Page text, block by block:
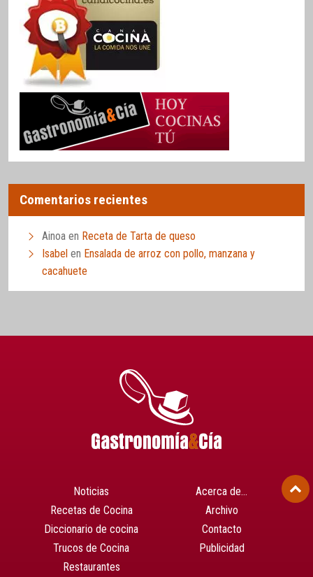
Comentarios recientes
Ainoa en Receta de Tarta de queso
Isabel en Ensalada de arroz con pollo, manzana y
cacahuete
Noticias
Recetas de Cocina
Diccionario de cocina
Trucos de Cocina
Restaurantes
Acerca de…
Archivo
Contacto
Publicidad